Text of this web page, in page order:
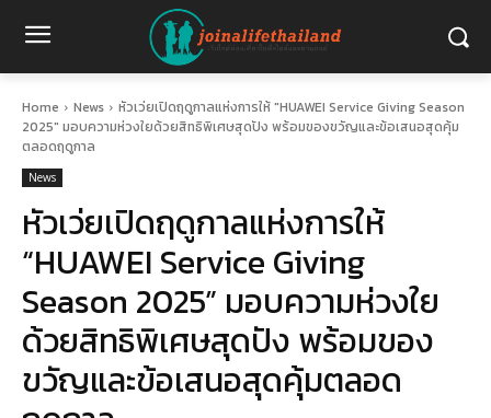
Home News
หัวเว่ยเปิดฤดูกาลแห่งการให้ "HUAWEI Service Giving Season
2025" มอบความห่วงใยด้วยสิทธิพิเศษสุดปัง พร้อมของขวัญและข้อเสนอสุดคุ้ม
ตลอดฤดูกาล
News
หัวเว่ยเปิดฤดูกาลแห่งการให้
“HUAWEI Service Giving
Season 2025” มอบความห่วงใย
ด้วยสิทธิพิเศษสุดปัง พร้อมของ
ขวัญและข้อเสนอสุดคุ้มตลอด